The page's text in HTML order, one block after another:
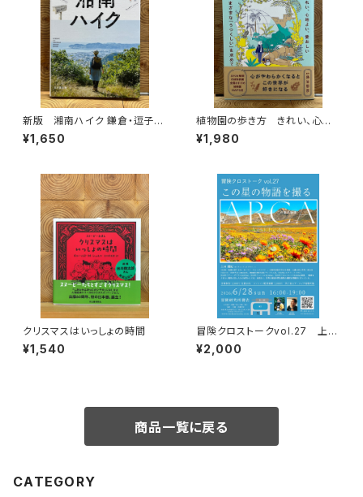
新版 湘南ハイク 鎌倉・逗子・
葉山・横須賀・三浦の山と海歩き
¥1,650
植物園の歩き方 きれい、心地
よい、愛おしい さまざまな「うつ
くしい」を求めて
¥1,980
クリスマスはいっしょの時間
¥1,540
冒険クロストークvol.27 上田
優紀「この星の物語を撮る」録画
視聴権
¥2,000
商品一覧に戻る
CATEGORY